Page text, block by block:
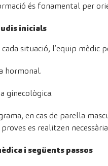
és fonamental per
inicials
situació, l’equip mèdic
hormonal.
ginecològica.
en cas de parella
es realitzen
i següents passos